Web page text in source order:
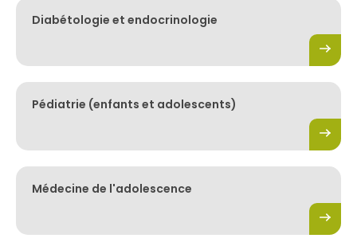
Diabétologie et endocrinologie
Pédiatrie (enfants et adolescents)
Médecine de l'adolescence